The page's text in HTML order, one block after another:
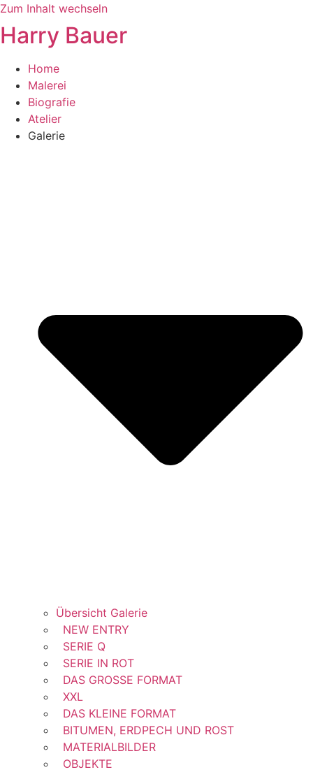
Zum Inhalt wechseln
Harry Bauer
Home
Malerei
Biografie
Atelier
Galerie
Übersicht Galerie
NEW ENTRY
SERIE Q
SERIE IN ROT
DAS GROSSE FORMAT
XXL
DAS KLEINE FORMAT
BITUMEN, ERDPECH UND ROST
MATERIALBILDER
OBJEKTE